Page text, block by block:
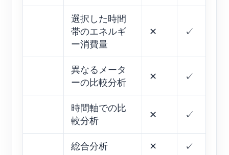
選択した時間
帯のエネルギ
ー消費量
✕ ✓
異なるメータ
ーの比較分析
✕ ✓
時間軸での比
較分析
✕ ✓
総合分析 ✕ ✓